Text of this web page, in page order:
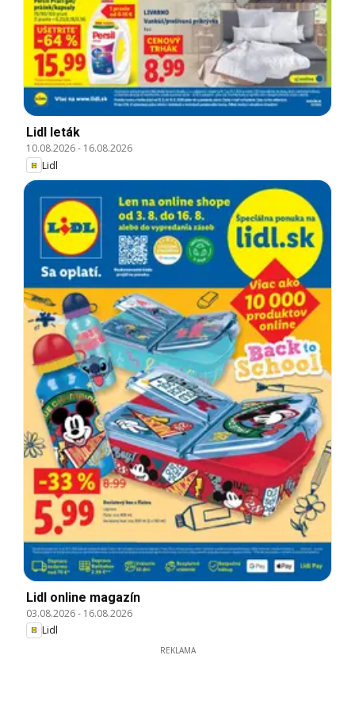
Lidl leták
10.08.2026- 16.08.2026
Lidl
Lidl online magazín
03.08.2026- 16.08.2026
Lidl
REKLAMA